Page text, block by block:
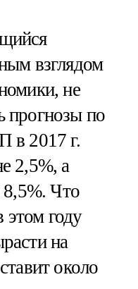
взглядом
не
прогнозы по
в 2017 г.
2,5%, а
8,5%. Что
этом году
на
около